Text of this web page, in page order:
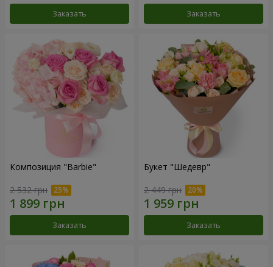
Заказать Заказать
Композиция "Barbie"
2 532 грн
Заказать
Букет "Шедевр"
2 449 грн
Заказать